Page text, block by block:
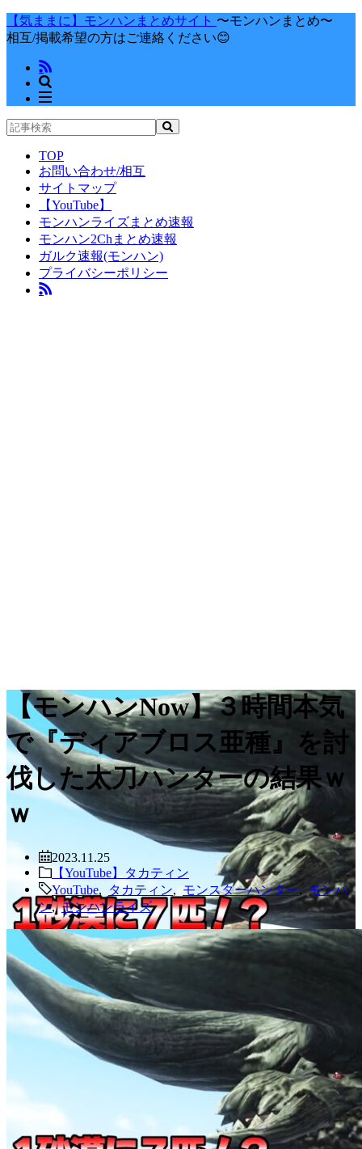
【気ままに】モンハンまとめサイト 〜モンハンまとめ〜
相互/掲載希望の方はご連絡ください😊
TOP
お問い合わせ/相互
サイトマップ
【YouTube】
モンハンライズまとめ速報
モンハン2Chまとめ速報
ガルク速報(モンハン)
プライバシーポリシー
【モンハンNow】３時間本気
で『ディアブロス亜種』を討
伐した太刀ハンターの結果ｗ
ｗ
2023.11.25
【YouTube】タカティン
YouTube
タカティン ,モンスターハンター
モンハ
ン,モンハンライズ